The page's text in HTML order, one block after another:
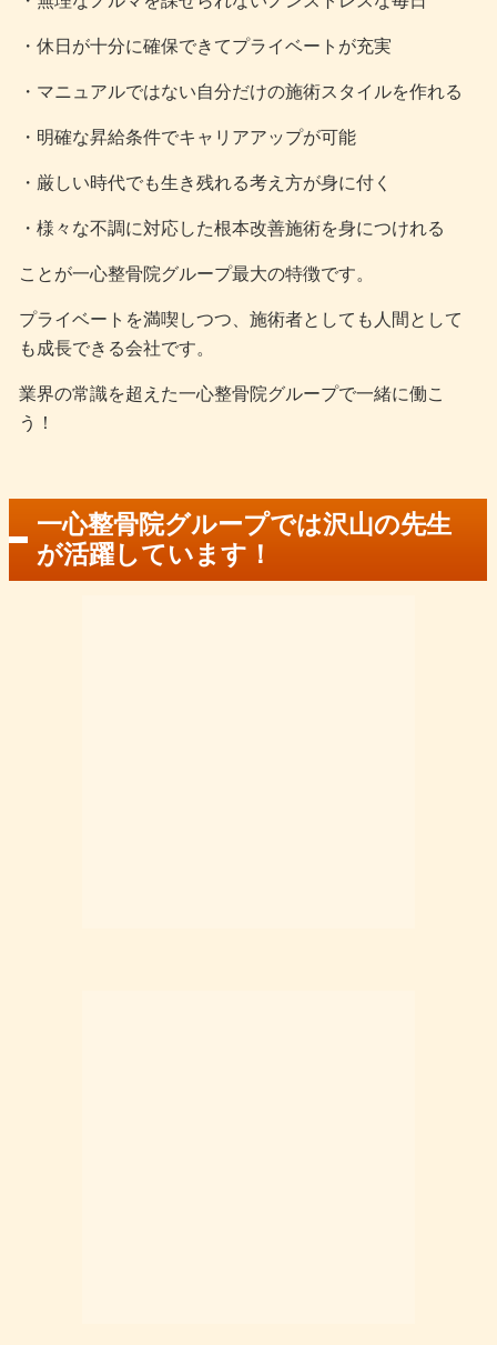
・休日が十分に確保できてプライベートが充実
・マニュアルではない自分だけの施術スタイルを作れる
・明確な昇給条件でキャリアアップが可能
・厳しい時代でも生き残れる考え方が身に付く
・様々な不調に対応した根本改善施術を身につけれる
ことが一心整骨院グループ最大の特徴です。
プライベートを満喫しつつ、施術者としても人間として
も成長できる会社です。
業界の常識を超えた一心整骨院グループで一緒に働こ
う！
一心整骨院グループでは沢山の先生
が活躍しています！